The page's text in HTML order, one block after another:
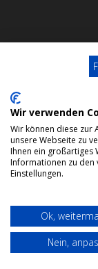
© 2024
Wir verwenden
Wir können diese zur
unsere Webseite zu
Ihnen ein großartiges
Informationen zu den
Einstellungen.
Ok,
Nein,